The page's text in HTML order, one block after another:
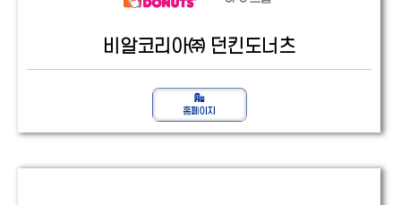
비알코리아㈜ 던킨도너츠